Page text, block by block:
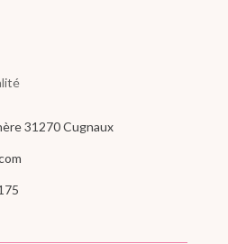
31270 Cugnaux